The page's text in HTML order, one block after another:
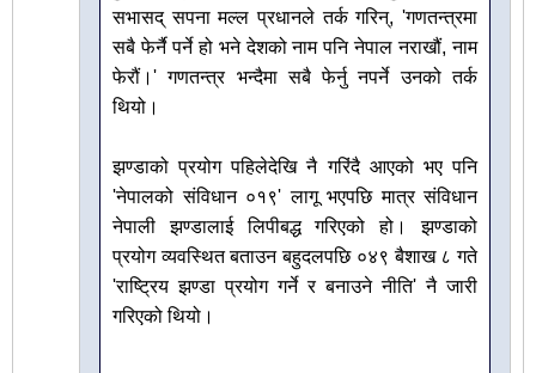
सभासद् सपना मल्ल प्रधानले तर्क गरिन्, 'गणतन्त्रमा
सबै फेर्नै पर्ने हो भने देशको नाम पनि नेपाल नराखौं, नाम
फेरौं।' गणतन्त्र भन्दैमा सबै फेर्नु नपर्ने उनको तर्क
थियो।
झण्डाको प्रयोग पहिलेदेखि नै गरिंदै आएको भए पनि
'नेपालको संविधान ०१९' लागू भएपछि मात्र संविधान
नेपाली झण्डालाई लिपीबद्ध गरिएको हो। झण्डाको
प्रयोग व्यवस्थित बताउन बहुदलपछि ०४९ बैशाख ८ गते
'राष्ट्रिय झण्डा प्रयोग गर्ने र बनाउने नीति' नै जारी
गरिएको थियो।